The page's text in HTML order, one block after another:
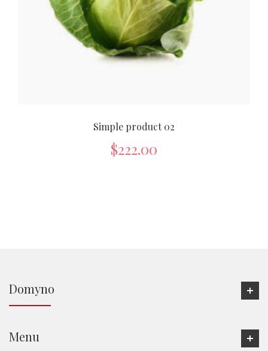
Simple product 02
$222.00
Domyno
Menu